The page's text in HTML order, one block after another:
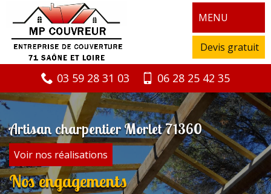
MENU
Devis gratuit
03 59 28 31 03 06 28 25 42 35
Artisan charpentier Morlet 71360
Voir nos réalisations
Nos engagements